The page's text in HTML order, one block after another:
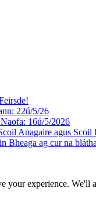
22ú/5/26
16ú/5/2026
Anagaire agus
Bheaga ag cur na
your experience.